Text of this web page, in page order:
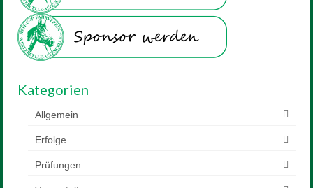
Kategorien
Allgemein
Erfolge
Prüfungen